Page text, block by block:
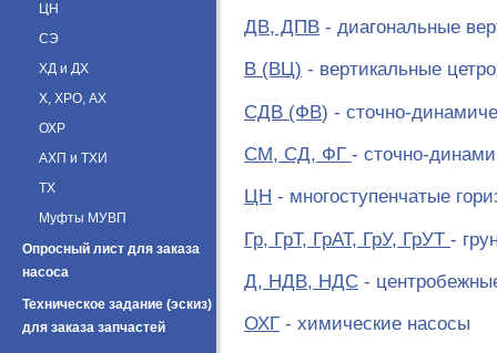
ЦН
СЭ
ХД и ДХ
Х, ХРО, АХ
ОХР
АХП и ТХИ
ТХ
Муфты МУВП
Опросный лист для заказа
насоса
Техническое задание (эскиз)
для заказа запчастей
ДВ, ДПВ - диагональные
В (ВЦ) - вертикальные
СДВ (ФВ) - сточно-
СМ, СД, ФГ - сточно-
ЦН - многоступенчатые
Гр, ГрТ, ГрАТ, ГрУ, ГрУТ -
Д, НДВ, НДС -
ОХГ - химические насосы